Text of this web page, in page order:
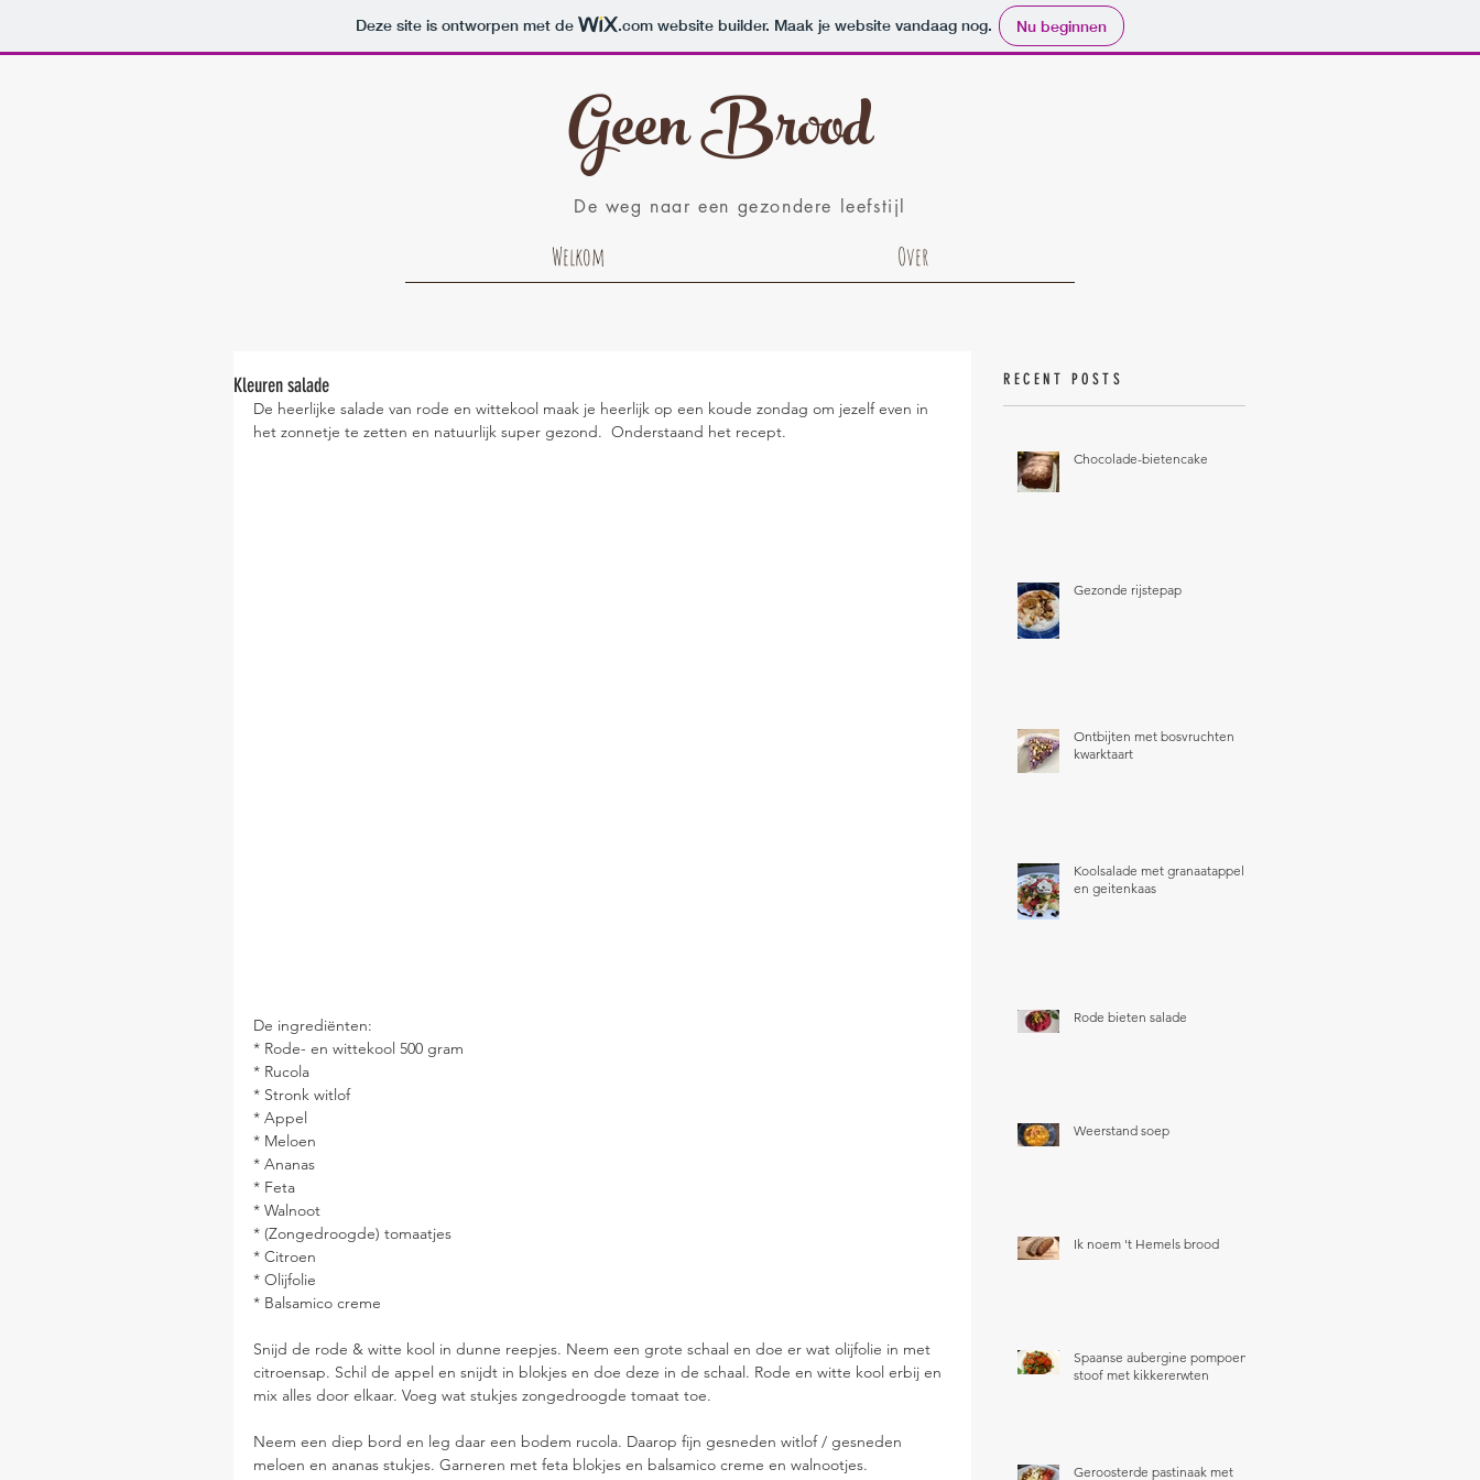
Deze site is ontworpen met de .com website builder. Maak je website vandaag nog. Nu beginnen
Geen Brood
De weg naar een gezondere leefstijl
Welkom Over
Kleuren salade
De heerlijke salade van rode en wittekool maak je heerlijk op een koude zondag om jezelf even in
het zonnetje te zetten en natuurlijk super gezond.  Onderstaand het recept.
De ingrediënten:
* Rode- en wittekool 500 gram
* Rucola
* Stronk witlof
* Appel
* Meloen
* Ananas
* Feta
* Walnoot
* (Zongedroogde) tomaatjes
* Citroen
* Olijfolie
* Balsamico creme
Snijd de rode & witte kool in dunne reepjes. Neem een grote schaal en doe er wat olijfolie in met
citroensap. Schil de appel en snijdt in blokjes en doe deze in de schaal. Rode en witte kool erbij en
mix alles door elkaar. Voeg wat stukjes zongedroogde tomaat toe.
Neem een diep bord en leg daar een bodem rucola. Daarop fijn gesneden witlof / gesneden
meloen en ananas stukjes. Garneren met feta blokjes en balsamico creme en walnootjes.
RECENT POSTS
Chocolade-bietencake
Gezonde rijstepap
Ontbijten met bosvruchten
kwarktaart
Koolsalade met granaatappel
en geitenkaas
Rode bieten salade
Weerstand soep
Ik noem 't Hemels brood
Spaanse aubergine pompoen
stoof met kikkererwten
Geroosterde pastinaak met